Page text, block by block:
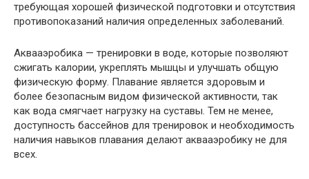
требующая хорошей физической подготовки и отсутствия
противопоказаний наличия определенных заболеваний.
Аквааэробика — тренировки в воде, которые позволяют
сжигать калории, укреплять мышцы и улучшать общую
физическую форму. Плавание является здоровым и
более безопасным видом физической активности, так
как вода смягчает нагрузку на суставы. Тем не менее,
доступность бассейнов для тренировок и необходимость
наличия навыков плавания делают аквааэробику не для
всех.